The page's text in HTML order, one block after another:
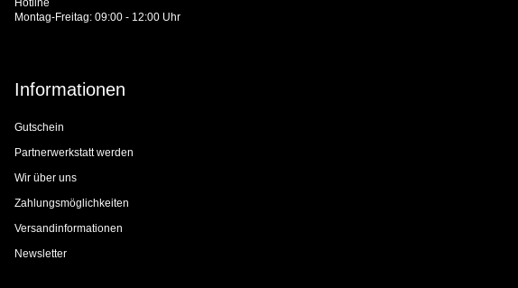
Hotline
Montag-Freitag: 09:00 - 12:00 Uhr
Informationen
Gutschein
Partnerwerkstatt werden
Wir über uns
Zahlungsmöglichkeiten
Versandinformationen
Newsletter